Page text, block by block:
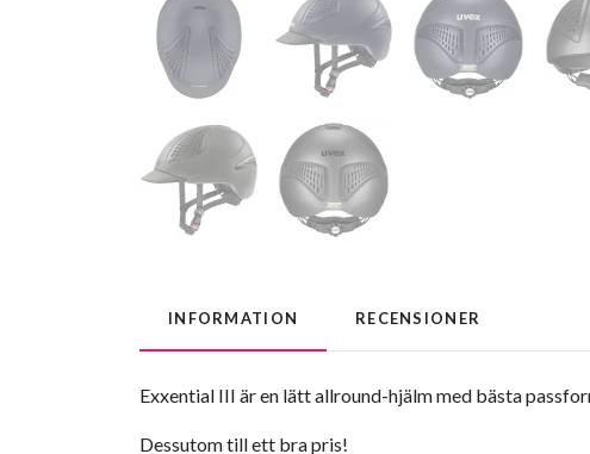
INFORMATION RECENSIONER
Exxential III är en lätt allround-hjälm med bästa
Dessutom till ett bra pris!